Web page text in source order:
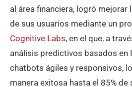
al área financiera, logró mejorar
de sus usuarios mediante un
Cognitive Labs, en el que, a
análisis predictivos basados en
chatbots ágiles y responsivos,
manera exitosa hasta el 85%